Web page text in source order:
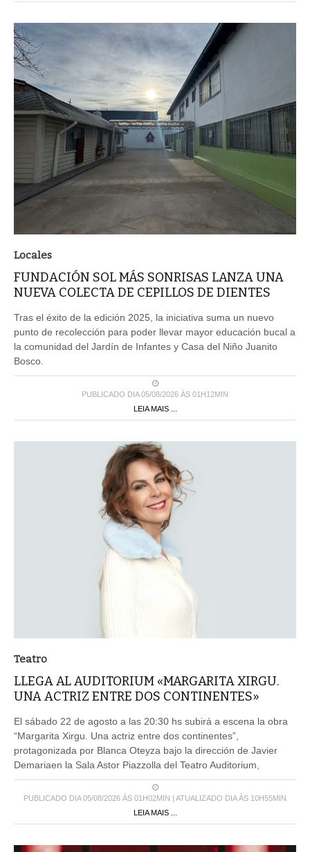
Locales
FUNDACIÓN SOL MÁS SONRISAS LANZA UNA
NUEVA COLECTA DE CEPILLOS DE DIENTES
Tras el éxito de la edición 2025, la iniciativa suma un nuevo
punto de recolección para poder llevar mayor educación bucal a
la comunidad del Jardín de Infantes y Casa del Niño Juanito
Bosco.
PUBLICADO DIA 05/08/2026 ÀS 01H12MIN
LEIA MAIS ...
Teatro
LLEGA AL AUDITORIUM «MARGARITA XIRGU.
UNA ACTRIZ ENTRE DOS CONTINENTES»
El sábado 22 de agosto a las 20:30 hs subirá a escena la obra
“Margarita Xirgu. Una actriz entre dos continentes”,
protagonizada por Blanca Oteyza bajo la dirección de Javier
Demariaen la Sala Astor Piazzolla del Teatro Auditorium,
PUBLICADO DIA 05/08/2026 ÀS 01H02MIN | ATUALIZADO DIA ÀS 10H55MIN
LEIA MAIS ...